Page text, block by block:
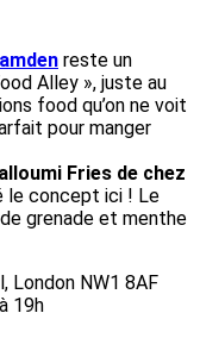
reste un
Alley », juste au
food qu’on ne voit
pour manger
Fries de chez
le concept ici ! Le
grenade et menthe
London NW1 8AF
19h